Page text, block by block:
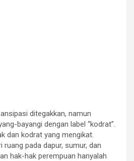
ditegakkan, namun
bayangi dengan label “kodrat”.
dan kodrat yang mengikat.
ruang pada dapur, sumur, dan
hak-hak perempuan hanyalah